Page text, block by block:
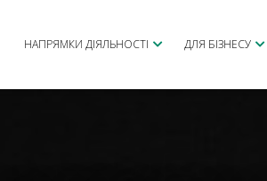
НАПРЯМКИ ДІЯЛЬНОСТІ ДЛЯ БІЗНЕСУ